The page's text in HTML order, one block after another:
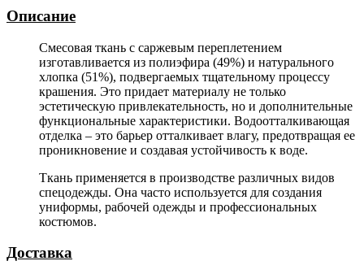
Описание
Смесовая ткань с саржевым переплетением
изготавливается из полиэфира (49%) и натурального
хлопка (51%), подвергаемых тщательному процессу
крашения. Это придает материалу не только
эстетическую привлекательность, но и дополнительные
функциональные характеристики. Водоотталкивающая
отделка – это барьер отталкивает влагу, предотвращая ее
проникновение и создавая устойчивость к воде.
Ткань применяется в производстве различных видов
спецодежды. Она часто используется для создания
униформы, рабочей одежды и профессиональных
костюмов.
Доставка